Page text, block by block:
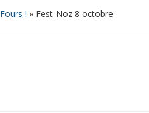
! » Fest-Noz 8 octobre